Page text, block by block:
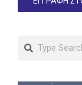
Search